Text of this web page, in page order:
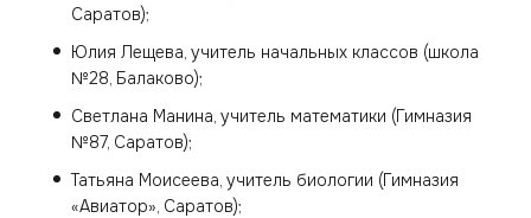
Саратов);
Юлия Лещева, учитель начальных классов (школа
№28, Балаково);
Светлана Манина, учитель математики (Гимназия
№87, Саратов);
Татьяна Моисеева, учитель биологии (Гимназия
«Авиатор», Саратов);